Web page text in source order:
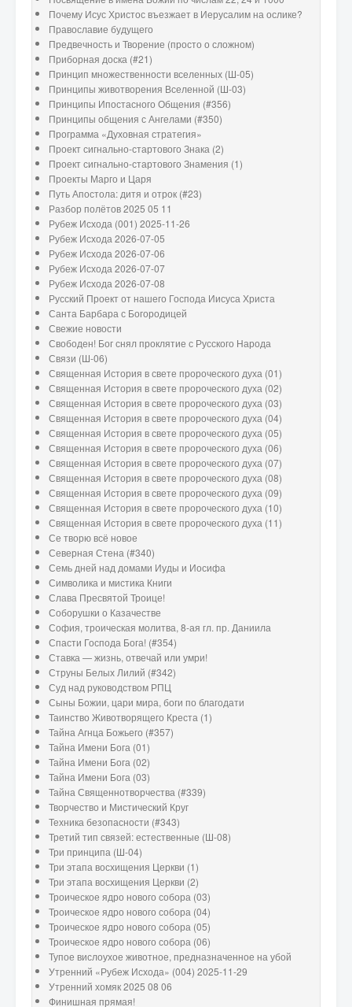
Почему Исус Христос въезжает в Иерусалим на ослике?
Православие будущего
Предвечность и Творение (просто о сложном)
Приборная доска (#21)
Принцип множественности вселенных (Ш-05)
Принципы животворения Вселенной (Ш-03)
Принципы Ипостасного Общения (#356)
Принципы общения с Ангелами (#350)
Программа «Духовная стратегия»
Проект сигнально-стартового Знака (2)
Проект сигнально-стартового Знамения (1)
Проекты Марго и Царя
Путь Апостола: дитя и отрок (#23)
Разбор полётов 2025 05 11
Рубеж Исхода (001) 2025-11-26
Рубеж Исхода 2026-07-05
Рубеж Исхода 2026-07-06
Рубеж Исхода 2026-07-07
Рубеж Исхода 2026-07-08
Русский Проект от нашего Господа Иисуса Христа
Санта Барбара с Богородицей
Свежие новости
Свободен! Бог снял проклятие с Русского Народа
Связи (Ш-06)
Священная История в свете пророческого духа (01)
Священная История в свете пророческого духа (02)
Священная История в свете пророческого духа (03)
Священная История в свете пророческого духа (04)
Священная История в свете пророческого духа (05)
Священная История в свете пророческого духа (06)
Священная История в свете пророческого духа (07)
Священная История в свете пророческого духа (08)
Священная История в свете пророческого духа (09)
Священная История в свете пророческого духа (10)
Священная История в свете пророческого духа (11)
Се творю всё новое
Северная Стена (#340)
Семь дней над домами Иуды и Иосифа
Символика и мистика Книги
Слава Пресвятой Троице!
Соборушки о Казачестве
София, троическая молитва, 8-ая гл. пр. Даниила
Спасти Господа Бога! (#354)
Ставка — жизнь, отвечай или умри!
Струны Белых Лилий (#342)
Суд над руководством РПЦ
Сыны Божии, цари мира, боги по благодати
Таинство Животворящего Креста (1)
Тайна Агнца Божьего (#357)
Тайна Имени Бога (01)
Тайна Имени Бога (02)
Тайна Имени Бога (03)
Тайна Священнотворчества (#339)
Творчество и Мистический Круг
Техника безопасности (#343)
Третий тип связей: естественные (Ш-08)
Три принципа (Ш-04)
Три этапа восхищения Церкви (1)
Три этапа восхищения Церкви (2)
Троическое ядро нового собора (03)
Троическое ядро нового собора (04)
Троическое ядро нового собора (05)
Троическое ядро нового собора (06)
Тупое вислоухое животное, предназначенное на убой
Утренний «Рубеж Исхода» (004) 2025-11-29
Утренний хомяк 2025 08 06
Финишная прямая!